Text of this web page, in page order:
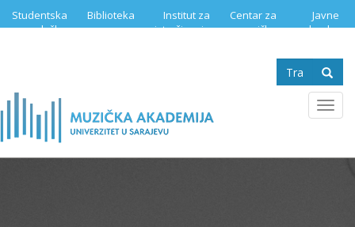
Studentska
služba
Biblioteka
Institut za
istraživanje
Centar za
muzičku
Javne
nabavke
Search
form